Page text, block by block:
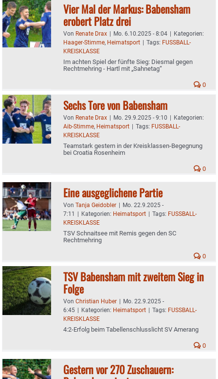
Vier Mal der Markus: Babensham
erobert Platz drei
Von Renate Drax | Mo. 6.10.2025 - 8:04 | Kategorien:
Haager-Stimme, Heimatsport | Tags: FUSSBALL-
KREISKLASSE
Im achten Spiel der fünfte Sieg: Diesmal gegen
Rechtmehring - Hartl mit „Sahnetag“
0
Sechs Tore von Babensham
Von Renate Drax | Mo. 29.9.2025 - 9:10 | Kategorien:
Aib-Stimme, Heimatsport | Tags: FUSSBALL-
KREISKLASSE
Teamstark gestern in der Kreisklassen-Begegnung
bei Croatia Rosenheim
0
Eine ausgeglichene Partie
Von Tanja Geidobler | Mo. 22.9.2025 -
7:11 | Kategorien: Heimatsport | Tags: FUSSBALL-
KREISKLASSE
TSV Schnaitsee mit Remis gegen den SC
Rechtmehring
0
TSV Babensham mit zweitem Sieg in
Folge
Von Christian Huber | Mo. 22.9.2025 -
6:45 | Kategorien: Heimatsport | Tags: FUSSBALL-
KREISKLASSE
4:2-Erfolg beim Tabellenschlusslicht SV Amerang
0
Gestern vor 270 Zuschauern: